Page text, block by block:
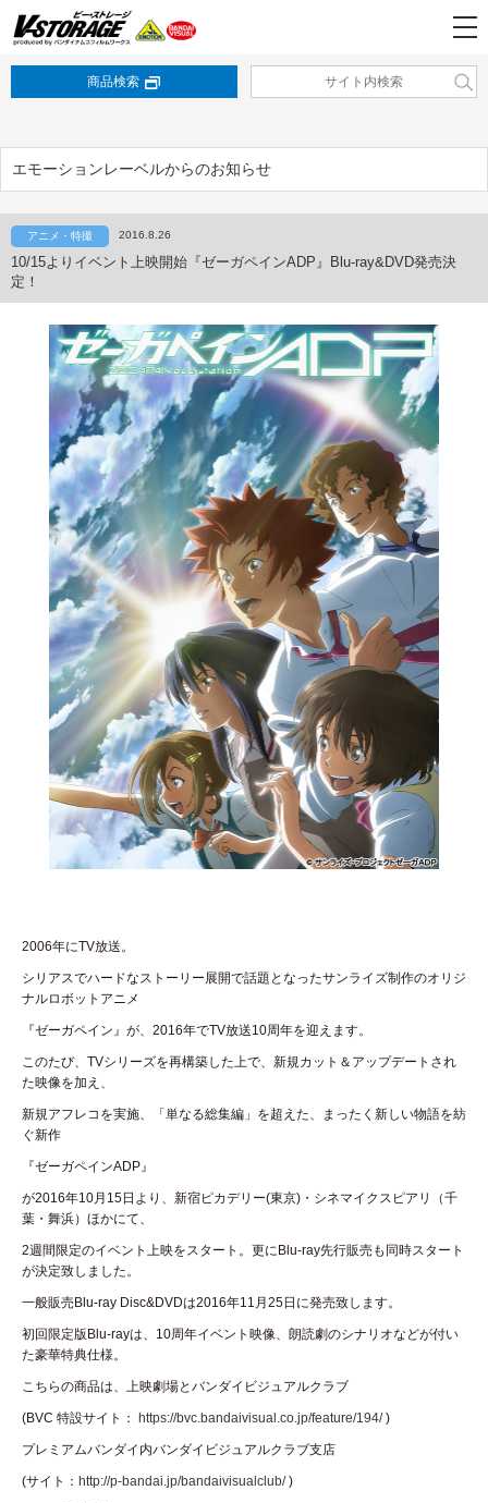
商品検索
エモーションレーベルからのお知らせ
アニメ・特撮 2016.8.26
10/15よりイベント上映開始『ゼーガペインADP』Blu-ray&DVD発売決
定！
2006年にTV放送。
シリアスでハードなストーリー展開で話題となったサンライズ制作のオリジ
ナルロボットアニメ
『ゼーガペイン』が、2016年でTV放送10周年を迎えます。
このたび、TVシリーズを再構築した上で、新規カット＆アップデートされ
た映像を加え、
新規アフレコを実施、「単なる総集編」を超えた、まったく新しい物語を紡
ぐ新作
『ゼーガペインADP』
が2016年10月15日より、新宿ピカデリー(東京)・シネマイクスピアリ（千
葉・舞浜）ほかにて、
2週間限定のイベント上映をスタート。更にBlu-ray先行販売も同時スタート
が決定致しました。
一般販売Blu-ray Disc&DVDは2016年11月25日に発売致します。
初回限定版Blu-rayは、10周年イベント映像、朗読劇のシナリオなどが付い
た豪華特典仕様。
こちらの商品は、上映劇場とバンダイビジュアルクラブ
(BVC 特設サイト： https://bvc.bandaivisual.co.jp/feature/194/)
プレミアムバンダイ内バンダイビジュアルクラブ支店
(サイト： http://p-bandai.jp/bandaivisualclub/)